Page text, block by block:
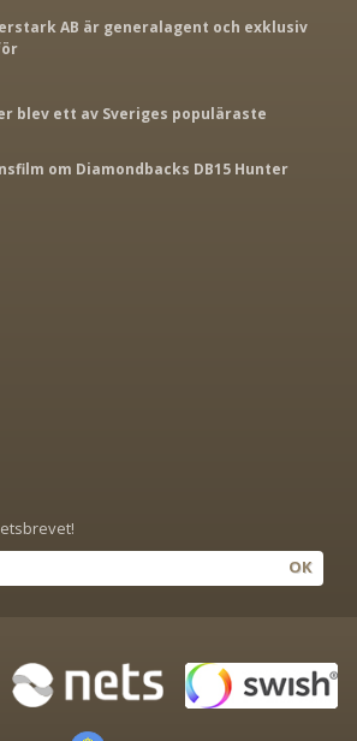
AB är generalagent och exklusiv
blev ett av Sveriges populäraste
om Diamondbacks DB15 Hunter
OK